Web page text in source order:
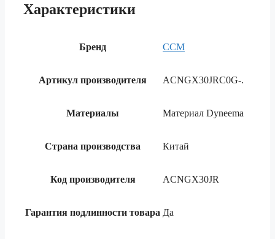
Характеристики
Бренд CCM
Артикул производителя ACNGX30JRC0G-.
Материалы Материал Dyneema
Страна производства Китай
Код производителя ACNGX30JR
Гарантия подлинности товара Да